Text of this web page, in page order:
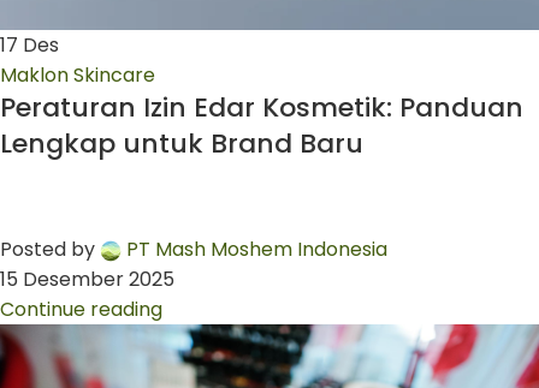
17 Des
Maklon Skincare
Peraturan Izin Edar Kosmetik: Panduan
Lengkap untuk Brand Baru
Posted by
PT Mash Moshem Indonesia
15 Desember 2025
Continue reading